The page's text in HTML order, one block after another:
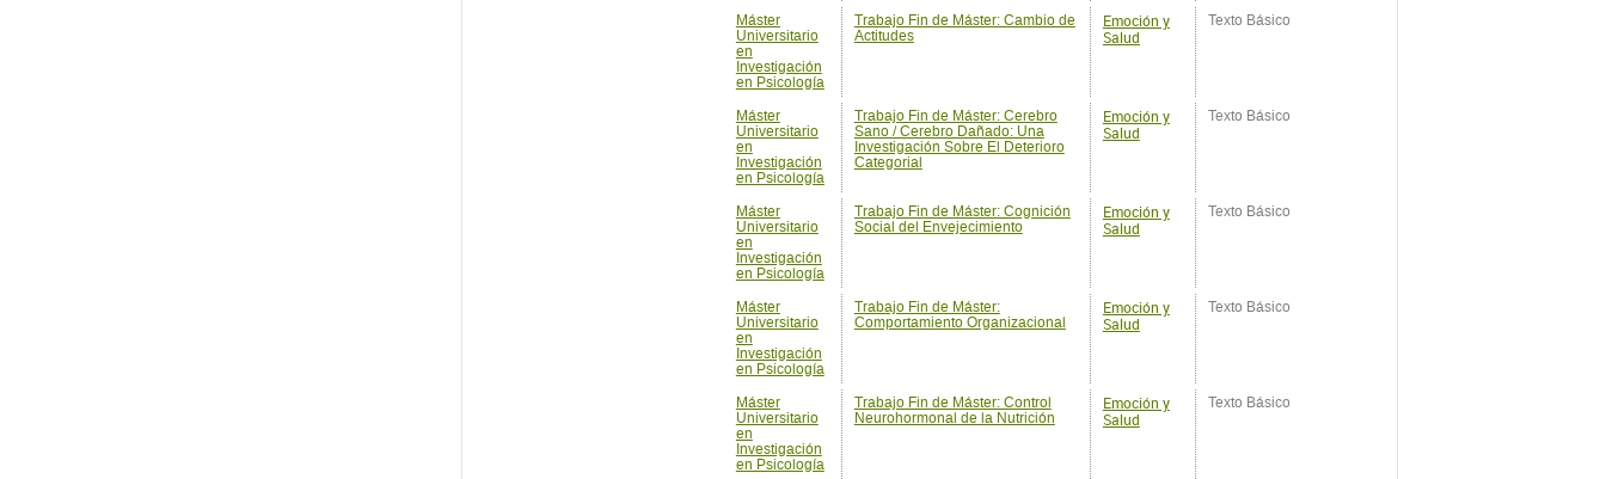
Máster
Universitario
en
Investigación
en Psicología
Trabajo Fin de Máster: Cerebro
Sano / Cerebro Dañado: Una
Investigación Sobre El Deterioro
Salud
Texto Básico
Máster
Universitario
en
Investigación
en Psicología
Trabajo Fin de Máster: Cognición
Social del Envejecimiento
Salud
Texto Básico
Máster
Universitario
en
Investigación
en Psicología
Trabajo Fin de Máster:
Comportamiento Organizacional
Salud
Texto Básico
Máster
Universitario
en
Investigación
en Psicología
Trabajo Fin de Máster: Control
Neurohormonal de la Nutrición
Salud
Texto Básico
Máster
Universitario
en
Investigación
en Psicología
Trabajo Fin de Máster: Desarrollo
Emocional en la Infancia
Salud
Texto Básico